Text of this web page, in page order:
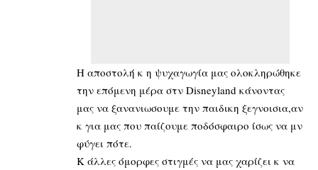
Η αποστολή κ η ψυχαγωγία μας ολοκληρώθηκε
την επόμενη μέρα στν Disneyland κάνοντας
μας να ξανανιωσουμε την παιδικη ξεγνοισια,αν
κ για μας που παίζουμε ποδόσφαιρο ίσως να μν
φύγει πότε.
Κ άλλες όμορφες στιγμές να μας χαρίζει κ να